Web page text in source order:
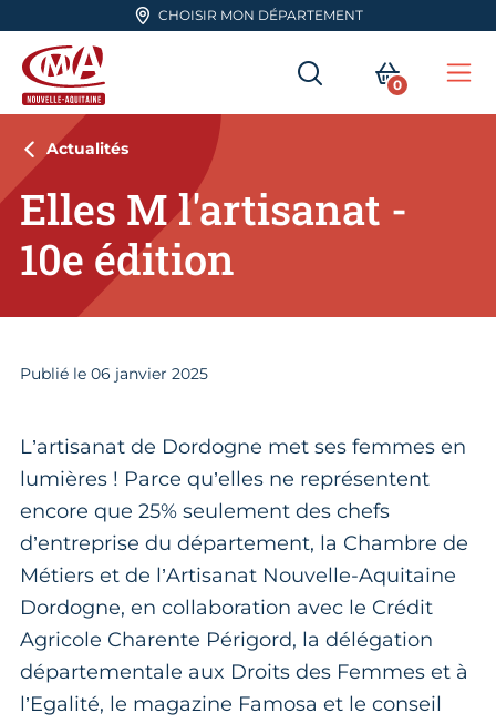
Aller en haut de pageCHOISIR MON DÉPARTEMENT
CMA Nouvelle-Aquitaine
RECHERCHER
MON
0
Actualités
Elles M l'artisanat -
10e édition
Publié le 06 janvier 2025
L’artisanat de Dordogne met ses femmes en
lumières ! Parce qu’elles ne représentent
encore que 25% seulement des chefs
d’entreprise du département, la Chambre de
Métiers et de l’Artisanat Nouvelle-Aquitaine
Dordogne, en collaboration avec le Crédit
Agricole Charente Périgord, la délégation
départementale aux Droits des Femmes et à
l’Egalité, le magazine Famosa et le conseil